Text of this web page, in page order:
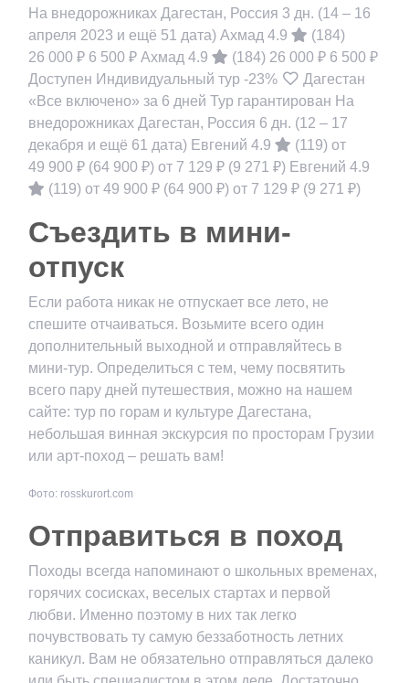
На внедорожниках Дагестан, Россия 3 дн. (14 – 16
апреля 2023 и ещё 51 дата) Ахмад 4.9
(184)
26 000 ₽ 6 500 ₽ Ахмад 4.9 (184) 26 000 ₽ 6 500 ₽
Доступен Индивидуальный тур -23%
Дагестан
«Все включено» за 6 дней Тур гарантирован На
внедорожниках Дагестан, Россия 6 дн. (12 – 17
декабря и ещё 61 дата) Евгений 4.9 (119) от
49 900 ₽ (64 900 ₽) от 7 129 ₽ (9 271 ₽) Евгений 4.9
(119) от 49 900 ₽ (64 900 ₽) от 7 129 ₽ (9 271 ₽)
Съездить в мини-
отпуск
Если работа никак не отпускает все лето, не
спешите отчаиваться. Возьмите всего один
дополнительный выходной и отправляйтесь в
мини-тур. Определиться с тем, чему посвятить
всего пару дней путешествия, можно на нашем
сайте: тур по горам и культуре Дагестана,
небольшая винная экскурсия по просторам Грузии
или арт-поход – решать вам!
Фото: rosskurort.com
Отправиться в поход
Походы всегда напоминают о школьных временах,
горячих сосисках, веселых стартах и первой
любви. Именно поэтому в них так легко
почувствовать ту самую беззаботность летних
каникул. Вам не обязательно отправляться далеко